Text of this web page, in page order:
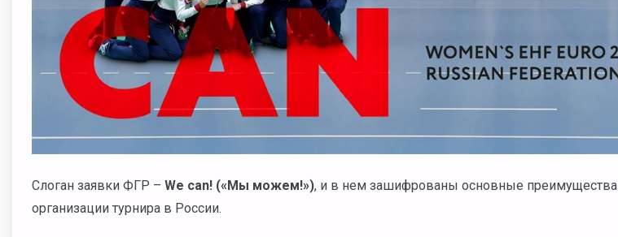
Слоган заявки ФГР – We can! («Мы можем!»), и в нем зашифрованы основные преимущества
организации турнира в России.